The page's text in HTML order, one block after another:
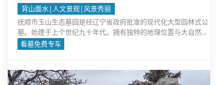
背山面水|人文景观|风景秀丽
抚顺市玉山生态墓园是经辽宁省政府批准的现代化大型园林式公
墓。始建于上个世纪九十年代。拥有独特的地理位置与大自然景
观。
看墓免费专车